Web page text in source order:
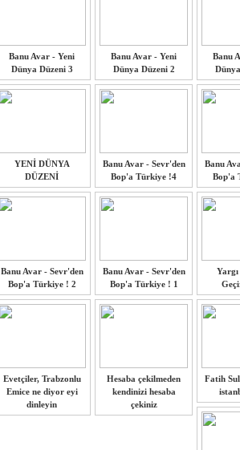
Banu Avar - Yeni
Dünya Düzeni 3
Banu Avar - Yeni
Dünya Düzeni 2
Banu
YENİ DÜNYA
DÜZENİ
Banu Avar - Sevr'den
Bop'a Türkiye !4
Banu
Bop'a
Banu Avar - Sevr'den
Bop'a Türkiye ! 2
Banu Avar - Sevr'den
Bop'a Türkiye ! 1
Yargı
Evetçiler, Trabzonlu
Emice ne diyor eyi
dinleyin
Hesaba çekilmeden
kendinizi hesaba
çekiniz
Fatih